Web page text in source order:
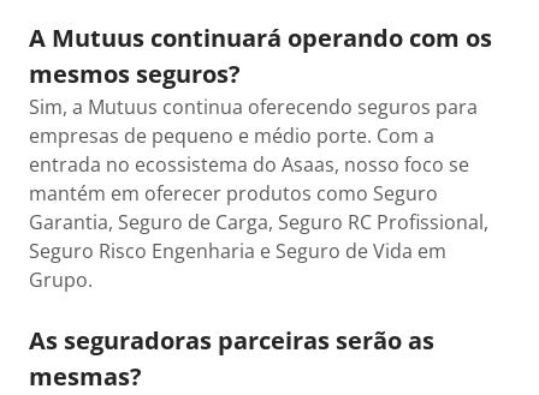
A Mutuus continuará operando com os
mesmos seguros?
Sim, a Mutuus continua oferecendo seguros para
empresas de pequeno e médio porte. Com a
entrada no ecossistema do Asaas, nosso foco se
mantém em oferecer produtos como Seguro
Garantia, Seguro de Carga, Seguro RC Profissional,
Seguro Risco Engenharia e Seguro de Vida em
Grupo.
As seguradoras parceiras serão as
mesmas?